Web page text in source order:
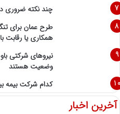
چند نکته ضروری
طرح عمان برای
همکاری یا رقابت
نیروهای شرکتی
وضعیت هستند
کدام شرکت بیمه
آخرین اخبار